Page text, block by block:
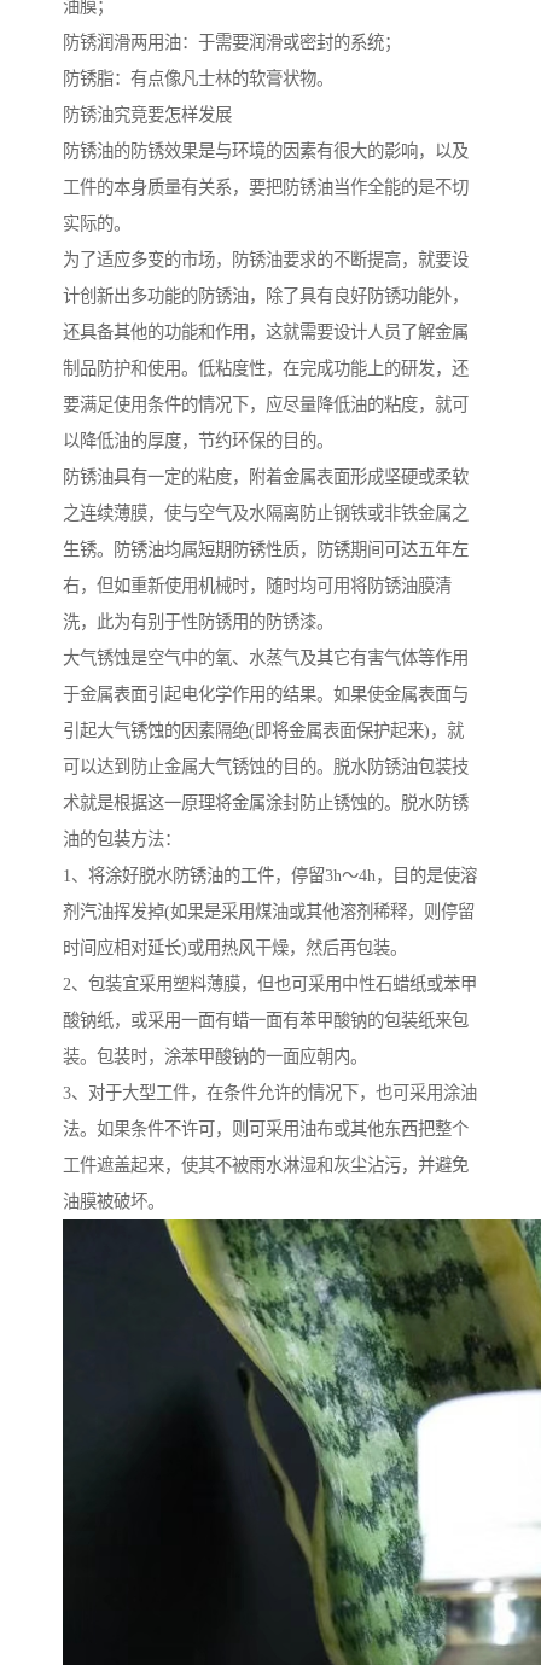
油膜；
防锈润滑两用油：于需要润滑或密封的系统；
防锈脂：有点像凡士林的软膏状物。
防锈油究竟要怎样发展
防锈油的防锈效果是与环境的因素有很大的影响，以及
工件的本身质量有关系，要把防锈油当作全能的是不切
实际的。
为了适应多变的市场，防锈油要求的不断提高，就要设
计创新出多功能的防锈油，除了具有良好防锈功能外，
还具备其他的功能和作用，这就需要设计人员了解金属
制品防护和使用。低粘度性，在完成功能上的研发，还
要满足使用条件的情况下，应尽量降低油的粘度，就可
以降低油的厚度，节约环保的目的。
防锈油具有一定的粘度，附着金属表面形成坚硬或柔软
之连续薄膜，使与空气及水隔离防止钢铁或非铁金属之
生锈。防锈油均属短期防锈性质，防锈期间可达五年左
右，但如重新使用机械时，随时均可用将防锈油膜清
洗，此为有别于性防锈用的防锈漆。
大气锈蚀是空气中的氧、水蒸气及其它有害气体等作用
于金属表面引起电化学作用的结果。如果使金属表面与
引起大气锈蚀的因素隔绝(即将金属表面保护起来)，就
可以达到防止金属大气锈蚀的目的。脱水防锈油包装技
术就是根据这一原理将金属涂封防止锈蚀的。脱水防锈
油的包装方法：
1、将涂好脱水防锈油的工件，停留3h～4h，目的是使溶
剂汽油挥发掉(如果是采用煤油或其他溶剂稀释，则停留
时间应相对延长)或用热风干燥，然后再包装。
2、包装宜采用塑料薄膜，但也可采用中性石蜡纸或苯甲
酸钠纸，或采用一面有蜡一面有苯甲酸钠的包装纸来包
装。包装时，涂苯甲酸钠的一面应朝内。
3、对于大型工件，在条件允许的情况下，也可采用涂油
法。如果条件不许可，则可采用油布或其他东西把整个
工件遮盖起来，使其不被雨水淋湿和灰尘沾污，并避免
油膜被破坏。